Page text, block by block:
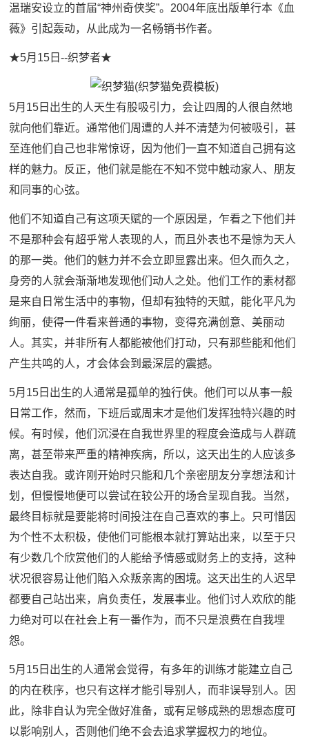
温瑞安设立的首届“神州奇侠奖”。2004年底出版单行本《血
薇》引起轰动，从此成为一名畅销书作者。
★5月15日--织梦者★
5月15日出生的人天生有股吸引力，会让四周的人很自然地
就向他们靠近。通常他们周遭的人并不清楚为何被吸引，甚
至连他们自己也非常惊讶，因为他们一直不知道自己拥有这
样的魅力。反正，他们就是能在不知不觉中触动家人、朋友
和同事的心弦。
他们不知道自己有这项天赋的一个原因是，乍看之下他们并
不是那种会有超乎常人表现的人，而且外表也不是惊为天人
的那一类。他们的魅力并不会立即显露出来。但久而久之，
身旁的人就会渐渐地发现他们动人之处。他们工作的素材都
是来自日常生活中的事物，但却有独特的天赋，能化平凡为
绚丽，使得一件看来普通的事物，变得充满创意、美丽动
人。其实，并非所有人都能被他们打动，只有那些能和他们
产生共鸣的人，才会体会到最深层的震撼。
5月15日出生的人通常是孤单的独行侠。他们可以从事一般
日常工作，然而，下班后或周末才是他们发挥独特兴趣的时
候。有时候，他们沉浸在自我世界里的程度会造成与人群疏
离，甚至带来严重的精神疾病，所以，这天出生的人应该多
表达自我。或许刚开始时只能和几个亲密朋友分享想法和计
划，但慢慢地便可以尝试在较公开的场合呈现自我。当然，
最终目标就是要能将时间投注在自己喜欢的事上。只可惜因
为个性不太积极，使他们可能根本就打算站出来，以至于只
有少数几个欣赏他们的人能给予情感或财务上的支持，这种
状况很容易让他们陷入众叛亲离的困境。这天出生的人迟早
都要自己站出来，肩负责任，发展事业。他们讨人欢欣的能
力绝对可以在社会上有一番作为，而不只是浪费在自我埋
怨。
5月15日出生的人通常会觉得，有多年的训练才能建立自己
的内在秩序，也只有这样才能引导别人，而非误导别人。因
此，除非自认为完全做好准备，或有足够成熟的思想态度可
以影响别人，否则他们绝不会去追求掌握权力的地位。